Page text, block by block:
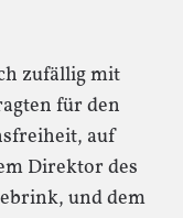
zufällig mit
für den
auf
Direktor des
und dem